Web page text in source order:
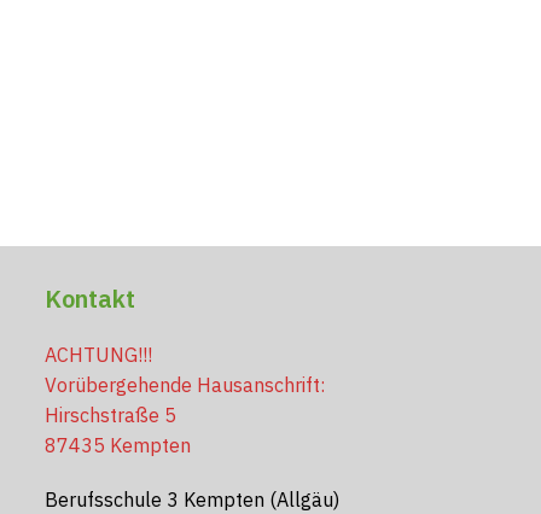
Kontakt
ACHTUNG!!!
Vorübergehende Hausanschrift:
Hirschstraße 5
87435 Kempten
Berufsschule 3 Kempten (Allgäu)